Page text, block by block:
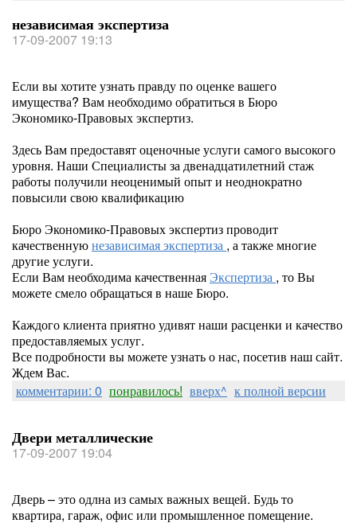
независимая экспертиза
17-09-2007 19:13
Если вы хотите узнать правду по оценке вашего
имущества? Вам необходимо обратиться в Бюро
Экономико-Правовых экспертиз.
Здесь Вам предоставят оценочные услуги самого высокого
уровня. Наши Специалисты за двенадцатилетний стаж
работы получили неоценимый опыт и неоднократно
повысили свою квалификацию
Бюро Экономико-Правовых экспертиз проводит
качественнуюнезависимая экспертиза , а также многие
другие услуги.
Если Вам необходима качественная Экспертиза , то Вы
можете смело обращаться в наше Бюро.
Каждого клиента приятно удивят наши расценки и качество
предоставляемых услуг.
Все подробности вы можете узнать о нас, посетив наш сайт.
Ждем Вас.
комментарии: 0 понравилось! вверх^ к полной версии
Двери металлические
17-09-2007 19:04
Дверь – это одлна из самых важных вещей. Будь то
квартира, гараж, офис или промышленное помещение.